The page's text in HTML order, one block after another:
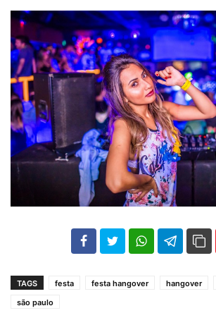
102 35
TAGS festa festa hangover hangover
são paulo